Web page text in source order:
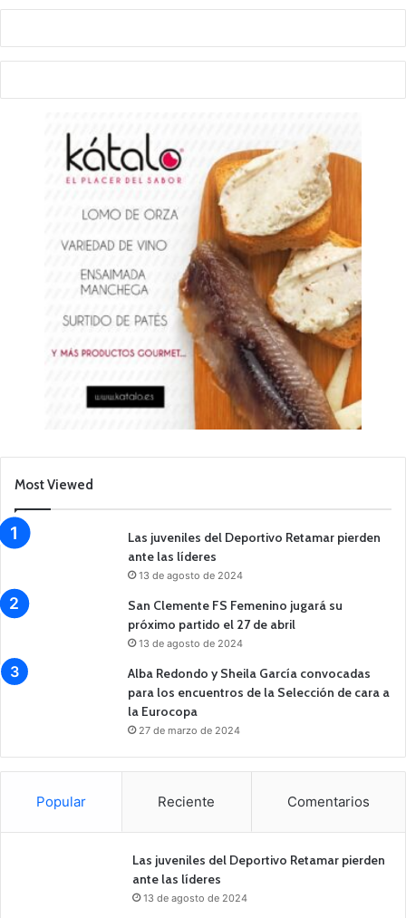
Most Viewed
Las juveniles del Deportivo Retamar pierden
ante las líderes
13 de agosto de 2024
San Clemente FS Femenino jugará su
próximo partido el 27 de abril
13 de agosto de 2024
Alba Redondo y Sheila García convocadas
para los encuentros de la Selección de cara a
la Eurocopa
27 de marzo de 2024
Popular Reciente Comentarios
Las juveniles del Deportivo Retamar pierden
ante las líderes
13 de agosto de 2024